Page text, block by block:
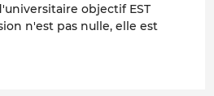
objectif EST
n'est pas nulle, elle est